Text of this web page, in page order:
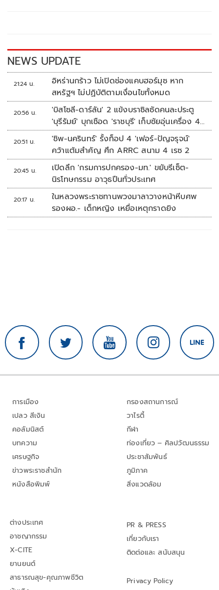
k k
NEWS UPDATE
21:24 น.
อิหร่านกร้าว ไม่เปิดช่องแคบฮอร์มุซ หาก
สหรัฐฯ ไม่ปฏิบัติตามเงื่อนไขทั้งหมด
20:56 น.
'บิสโซลี-ดาร์ลัน' 2 แข้งบราซิลซัดคนละประตู
'บุรีรัมย์' บุกเชือด 'ราชบุรี' เก็บชัยอุ่นเครื่อง 4
นัดรวด
20:51 น.
'ชิพ-นครินทร์' รั้งท็อป 4 'เฟอร์-ปัญจรุจน์'
คว้าแต้มสำคัญ ศึก ARRC สนาม 4 เรซ 2
20:45 น.
เปิดลึก 'กรมการปกครอง-มท.' ขยับรีเซ็ต-
นิรโทษกรรม อาวุธปืนทั่วประเทศ
20:17 น.
ในหลวงพระราชทานพวงมาลาวางหน้าหีบศพ
รองผอ.- เด็กหญิง เหยื่อเหตุกราดยิง
การเมือง
เปลว สีเงิน
คอลัมนิสต์
บทความ
เศรษฐกิจ
ข่าวพระราชสำนัก
หนังสือพิมพ์
กรองสถานการณ์
วาไรตี้
กีฬา
ท่องเที่ยว – ศิลปวัฒนธรรม
ประชาสัมพันธ์
ภูมิภาค
สิ่งแวดล้อม
ต่างประเทศ
อาชญากรรม
X-CITE
ยานยนต์
สาธารณสุข-คุณภาพชีวิต
PR & PRESS
เกี่ยวกับเรา
ติดต่อและ สนับสนุน
Privacy Policy